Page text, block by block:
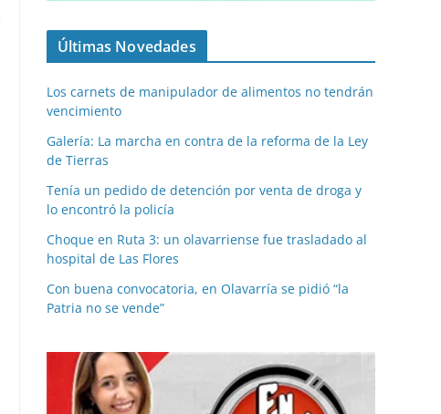
Últimas Novedades
Los carnets de manipulador de alimentos no tendrán
vencimiento
Galería: La marcha en contra de la reforma de la Ley
de Tierras
Tenía un pedido de detención por venta de droga y
lo encontró la policía
Choque en Ruta 3: un olavarriense fue trasladado al
hospital de Las Flores
Con buena convocatoria, en Olavarría se pidió “la
Patria no se vende”